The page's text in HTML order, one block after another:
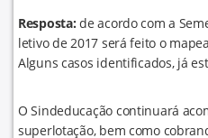
Resposta: de acordo com a
letivo de 2017 será feito o
Alguns casos identificados, já
O Sindeducação continuará
superlotação, bem como